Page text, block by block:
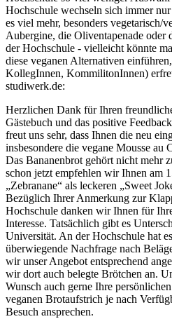
Hochschule wechseln sich immer
es viel mehr, besonders vegetarisch/
Aubergine, die Oliventapenade oder
der Hochschule - vielleicht könnte
diese veganen Alternativen
KollegInnen, KommilitonInnen)
studiwerk.de:
Herzlichen Dank für Ihren
Gästebuch und das positive
freut uns sehr, dass Ihnen die neu
insbesondere die vegane Mousse au
Das Bananenbrot gehört nicht mehr
schon jetzt empfehlen wir Ihnen am
„Zebranane“ als leckeren „Sweet
Bezüglich Ihrer Anmerkung zur
Hochschule danken wir Ihnen für
Interesse. Tatsächlich gibt es
Universität. An der Hochschule hat
überwiegende Nachfrage nach
wir unser Angebot entsprechend
wir dort auch belegte Brötchen an.
Wunsch auch gerne Ihre
veganen Brotaufstrich je nach
Besuch ansprechen.